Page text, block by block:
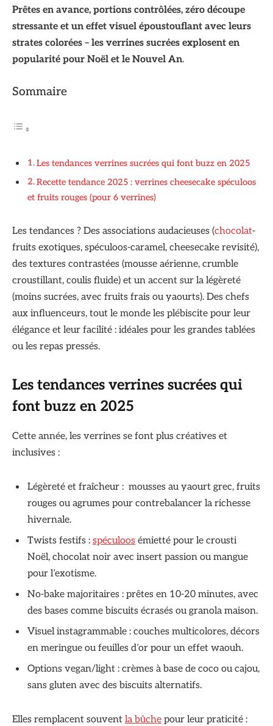
Prêtes en avance, portions contrôlées, zéro découpe
stressante et un effet visuel époustouflant avec leurs
strates colorées – les verrines sucrées explosent en
popularité pour Noël et le Nouvel An.
Sommaire
Les tendances verrines sucrées qui font buzz en 2025
Recette tendance 2025 : verrines cheesecake spéculoos
et fruits rouges (pour 6 verrines)
Les tendances ? Des associations audacieuses (chocolat-
fruits exotiques, spéculoos-caramel, cheesecake revisité),
des textures contrastées (mousse aérienne, crumble
croustillant, coulis fluide) et un accent sur la légèreté
(moins sucrées, avec fruits frais ou yaourts). Des chefs
aux influenceurs, tout le monde les plébiscite pour leur
élégance et leur facilité : idéales pour les grandes tablées
ou les repas pressés.
Les tendances verrines sucrées qui
font buzz en 2025
Cette année, les verrines se font plus créatives et
inclusives :
Légèreté et fraîcheur : mousses au yaourt grec, fruits
rouges ou agrumes pour contrebalancer la richesse
hivernale.
Twists festifs : spéculoos émietté pour le crousti
Noël, chocolat noir avec insert passion ou mangue
pour l’exotisme.
No-bake majoritaires : prêtes en 10-20 minutes, avec
des bases comme biscuits écrasés ou granola maison.
Visuel instagrammable : couches multicolores, décors
en meringue ou feuilles d’or pour un effet waouh.
Options vegan/light : crèmes à base de coco ou cajou,
sans gluten avec des biscuits alternatifs.
Elles remplacent souvent la bûche pour leur praticité :